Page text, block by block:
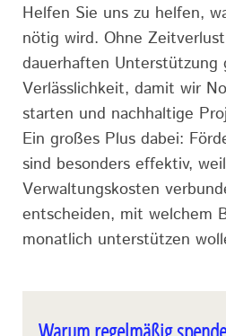
Helfen Sie uns zu helfen,
nötig wird. Ohne
dauerhaften Unterstützung
Verlässlichkeit, damit wir
starten und nachhaltige
Ein großes Plus dabei:
sind besonders effektiv,
Verwaltungskosten
entscheiden, mit welchem
monatlich unterstützen